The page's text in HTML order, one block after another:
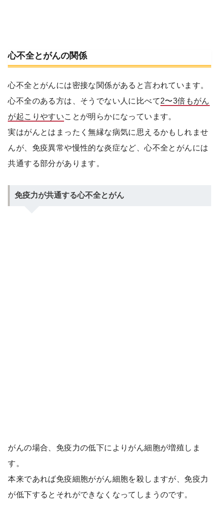
心不全とがんの関係
心不全とがんには密接な関係があると言われています。
心不全のある方は、そうでない人に比べて2〜3倍もがん
が起こりやすいことが明らかになっています。
実はがんとはまったく無縁な病気に思えるかもしれませ
んが、免疫異常や慢性的な炎症など、心不全とがんには
共通する部分があります。
免疫力が共通する心不全とがん
がんの場合、免疫力の低下によりがん細胞が増殖しま
す。
本来であれば免疫細胞ががん細胞を殺しますが、免疫力
が低下するとそれができなくなってしまうのです。